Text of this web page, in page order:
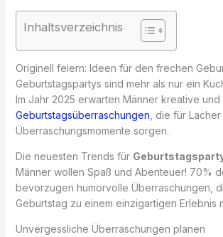
Inhaltsverzeichnis
Originell feiern: Ideen für den frechen
Geburtstagspartys sind mehr als nur ein
Im Jahr 2025 erwarten Männer kreative
Geburtstagsüberraschungen , die für
Überraschungsmomente sorgen.
Die neuesten Trends für
Männer wollen Spaß und Abenteuer! 70%
bevorzugen humorvolle Überraschungen,
Geburtstag zu einem einzigartigen Erlebnis
Unvergessliche Überraschungen planen